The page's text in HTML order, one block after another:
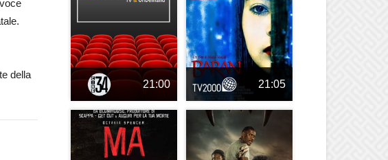
della
21:00 21:05